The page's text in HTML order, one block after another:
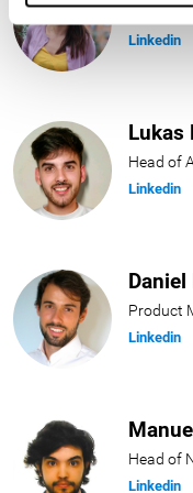
Head of
Linkedin
Lukas
Head of
Linkedin
Daniel
Product
Linkedin
Head of
Linkedin